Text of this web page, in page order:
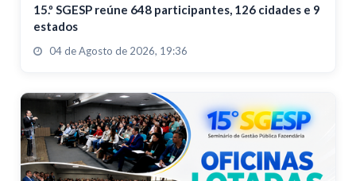
15.º SGESP reúne 648 participantes, 126 cidades e 9
estados
04 de Agosto de 2026, 19:36